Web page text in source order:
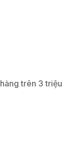
trên 3 triệu